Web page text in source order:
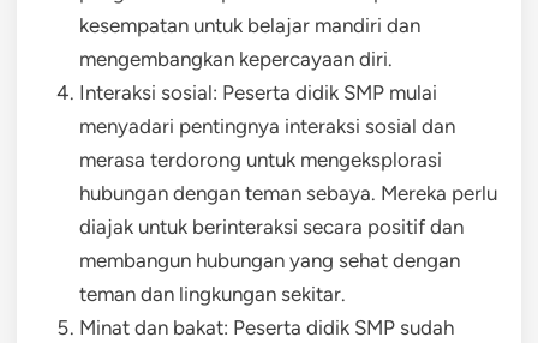
kesempatan untuk belajar mandiri dan
mengembangkan kepercayaan diri.
Interaksi sosial: Peserta didik SMP mulai
menyadari pentingnya interaksi sosial dan
merasa terdorong untuk mengeksplorasi
hubungan dengan teman sebaya. Mereka perlu
diajak untuk berinteraksi secara positif dan
membangun hubungan yang sehat dengan
teman dan lingkungan sekitar.
Minat dan bakat: Peserta didik SMP sudah